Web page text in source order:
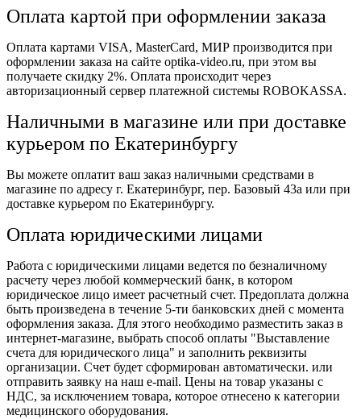
Оплата картой при оформлении заказа
Оплата картами VISA, MasterCard, МИР производится при
оформлении заказа на сайте optika-video.ru, при этом вы
получаете скидку 2%. Оплата происходит через
авторизационный сервер платежной системы ROBOKASSA.
Наличными в магазине или при доставке
курьером по Екатеринбургу
Вы можете оплатит ваш заказ наличными средствами в
магазине по адресу г. Екатеринбург, пер. Базовый 43а или при
доставке курьером по Екатеринбургу.
Оплата юридическими лицами
Работа с юридическими лицами ведется по безналичному
расчету через любой коммерческий банк, в котором
юридическое лицо имеет расчетный счет. Предоплата должна
быть произведена в течение 5-ти банковских дней с момента
оформления заказа. Для этого необходимо разместить заказ в
интернет-магазине, выбрать способ оплаты "Выставление
счета для юридического лица" и заполнить реквизиты
организации. Счет будет сформирован автоматически. или
отправить заявку на наш e-mail. Цены на товар указаны с
НДС, за исключением товара, которое отнесено к категории
медицинского оборудования.